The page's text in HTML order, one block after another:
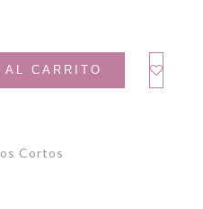
AL CARRITO
Cortos